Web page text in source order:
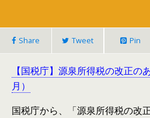
Share Tweet Pin
【国税庁】源泉所得税の改正の
月）
国税庁から、「源泉所得税の改